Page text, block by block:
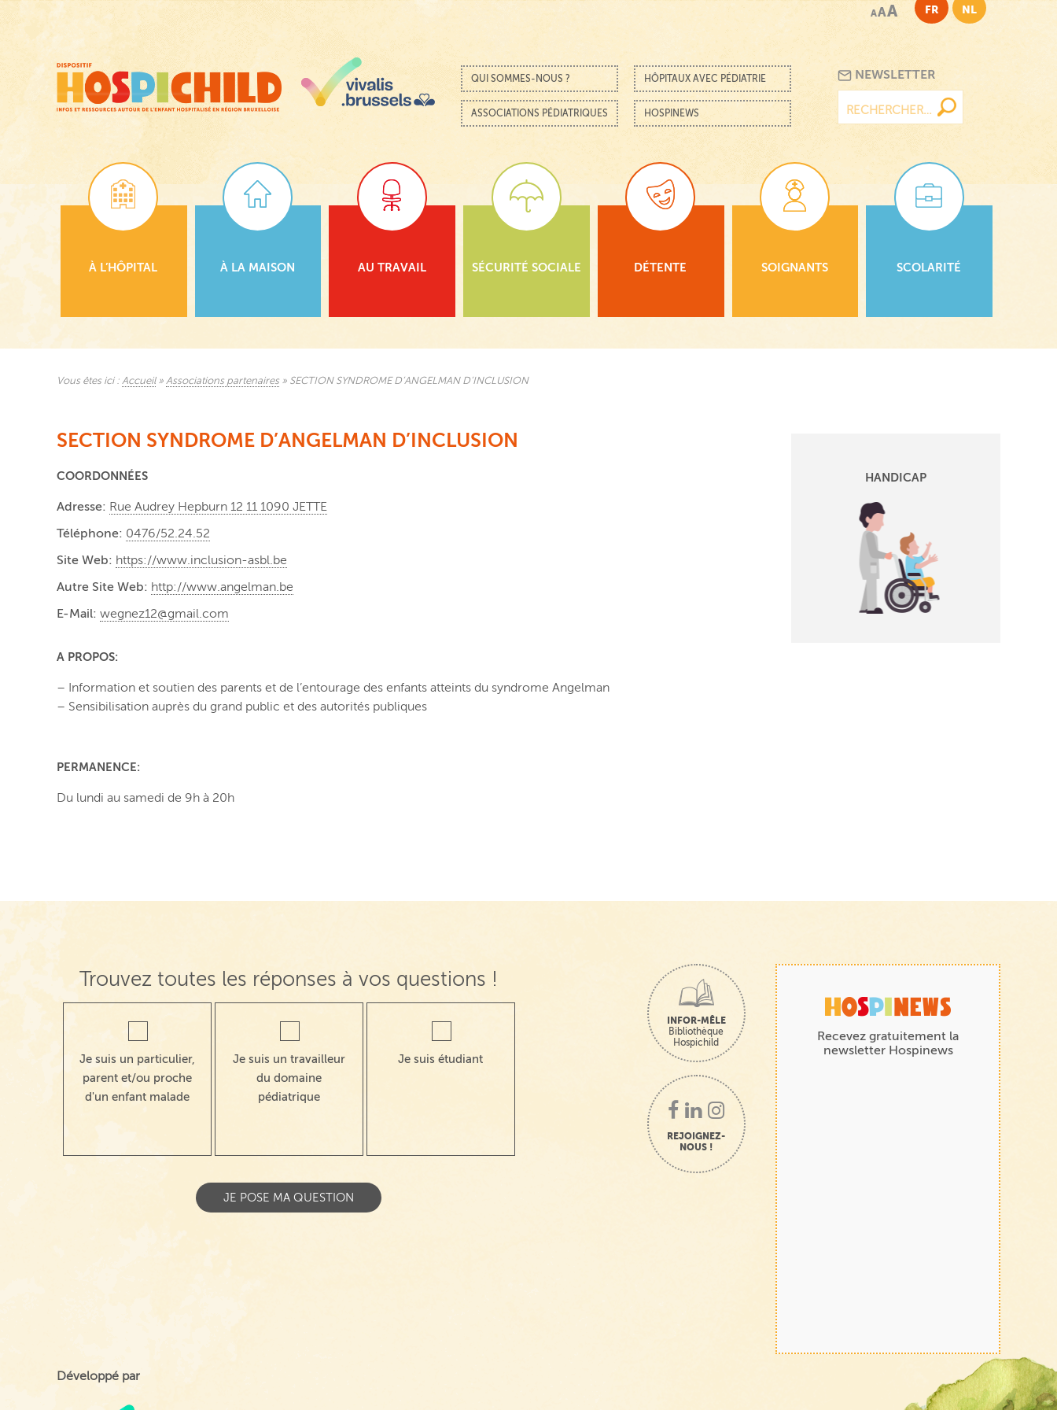
principal
AAA FR NL
Menu
Passer au contenu
QUI SOMMES-NOUS ? HÔPITAUX AVEC PÉDIATRIE
ASSOCIATIONS PÉDIATRIQUES HOSPINEWS
NEWSLETTER
À L’HÔPITAL À LA MAISON AU TRAVAIL SÉCURITÉ SOCIALE DÉTENTE SOIGNANTS SCOLARITÉ
Vous êtes ici : Accueil» Associations partenaires » SECTION SYNDROME D’ANGELMAN D’INCLUSION
SECTION SYNDROME D’ANGELMAN D’INCLUSION
COORDONNÉES
Adresse: Rue Audrey Hepburn 12 11 1090 JETTE
Téléphone: 0476/52.24.52
Site Web: https://www.inclusion-asbl.be
Autre Site Web: http://www.angelman.be
E-Mail: wegnez12@gmail.com
A PROPOS:
– Information et soutien des parents et de l’entourage des enfants atteints du syndrome Angelman
– Sensibilisation auprès du grand public et des autorités publiques
PERMANENCE:
Du lundi au samedi de 9h à 20h
HANDICAP
Trouvez toutes les réponses à vos questions !
Je suis un particulier,
parent et/ou proche
d'un enfant malade
Je suis un travailleur
du domaine
pédiatrique
Je suis étudiant
INFOR-MÊLE
Bibliothèque
Hospichild
REJOIGNEZ-
NOUS !
Recevez gratuitement la
newsletter Hospinews
Développé par